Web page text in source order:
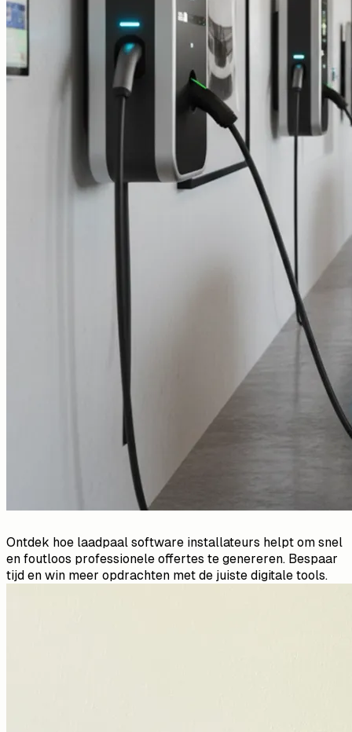
Ontdek hoe laadpaal software installateurs helpt om snel
en foutloos professionele offertes te genereren. Bespaar
tijd en win meer opdrachten met de juiste digitale tools.